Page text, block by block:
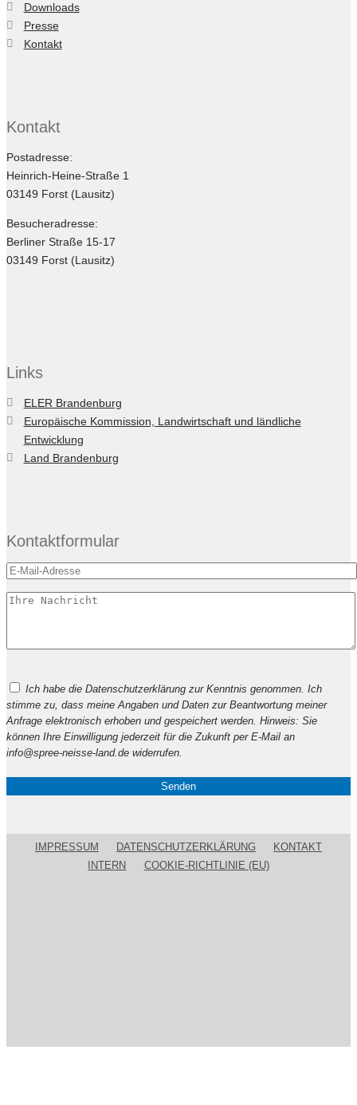
Downloads
Presse
Kontakt
Kontakt
Postadresse:
Heinrich-Heine-Straße 1
03149 Forst (Lausitz)
Besucheradresse:
Berliner Straße 15-17
03149 Forst (Lausitz)
Links
ELER Brandenburg
Europäische Kommission, Landwirtschaft und ländliche
Entwicklung
Land Brandenburg
Kontaktformular
lasse
Feld
leer.
Ich habe die Datenschutzerklärung zur Kenntnis genommen. Ich
stimme zu, dass meine Angaben und Daten zur Beantwortung meiner
Anfrage elektronisch erhoben und gespeichert werden. Hinweis: Sie
können Ihre Einwilligung jederzeit für die Zukunft per E-Mail an
info@spree-neisse-land.de widerrufen.
IMPRESSUM DATENSCHUTZERKLÄRUNG
KONTAKT
INTERN
COOKIE-RICHTLINIE (EU)